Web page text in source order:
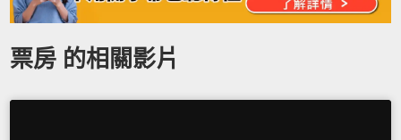
票房 的相關影片